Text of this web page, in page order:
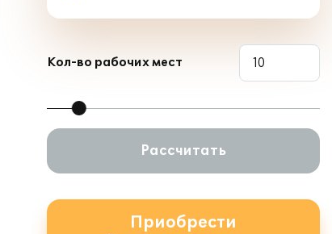
Кол-во рабочих мест
Рассчитать
Приобрести